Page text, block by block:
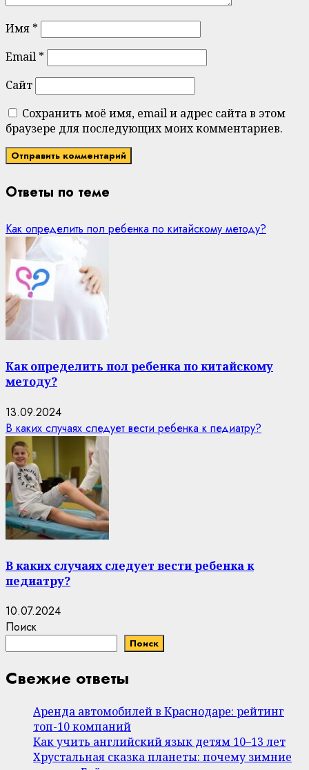
Имя *
Email *
Сайт
Сохранить моё имя, email и адрес сайта в этом
браузере для последующих моих комментариев.
Ответы по теме
Как определить пол ребенка по китайскому методу?
Как определить пол ребенка по китайскому
методу?
13.09.2024
В каких случаях следует вести ребенка к педиатру?
В каких случаях следует вести ребенка к
педиатру?
10.07.2024
Поиск
Поиск
Свежие ответы
Аренда автомобилей в Краснодаре: рейтинг
топ-10 компаний
Как учить английский язык детям 10–13 лет
Хрустальная сказка планеты: почему зимние